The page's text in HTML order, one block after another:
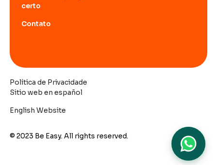
certo
Contato
© 2023 Be Easy. All rights reserved.
Sitio web en español
English Website
Política de Privacidade